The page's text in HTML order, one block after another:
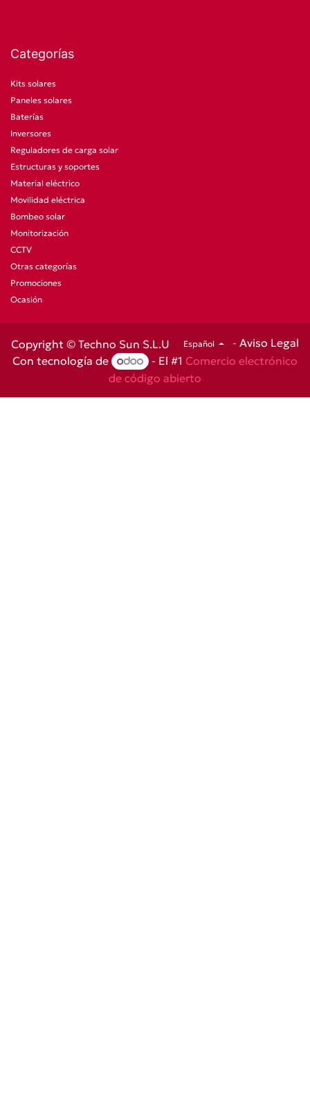
Categorías
Kits solares
Paneles solares
Baterías
Inversores
Reguladores de carga solar
Estructuras y soportes
Material eléctrico
Movilidad eléctrica
Bombeo solar
Monitorización
CCTV
Otras categorías
Promociones
Ocasión
Copyright © Techno Sun S.L.U Español - Aviso Legal
Con tecnología de
- El #1 Comercio electrónico
de código abierto